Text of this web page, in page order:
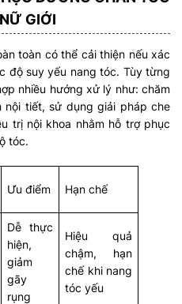
GIỚI
toàn có thể cải thiện nếu xác
độ suy yếu nang tóc. Tùy từng
nhiều hướng xử lý như: chăm
tiết, sử dụng giải pháp che
trị nội khoa nhằm hỗ trợ phục
tóc.
Ưu điểm Hạn chế
Dễ thực
hiện,
giảm
gãy
rụng
Hiệu quả
chậm, hạn
chế khi nang
tóc yếu